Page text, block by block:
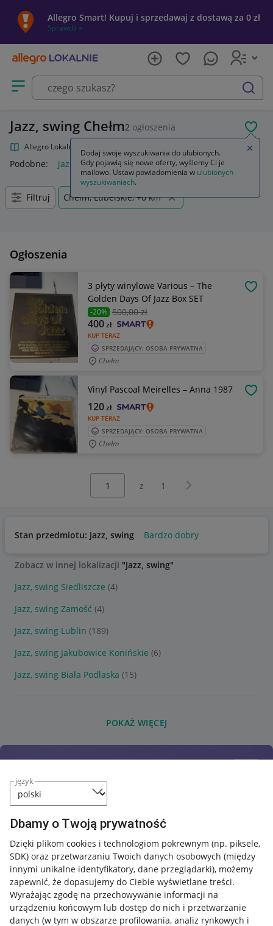
język
Dbamy o Twoją prywatność
Dzięki plikom cookies i technologiom pokrewnym (np. piksele,
SDK) oraz przetwarzaniu Twoich danych osobowych (między
innymi unikalne identyfikatory, dane przeglądarki), możemy
zapewnić, że dopasujemy do Ciebie wyświetlane treści.
Wyrażając zgodę na przechowywanie informacji na
urządzeniu końcowym lub dostęp do nich i przetwarzanie
danych (w tym w obszarze profilowania, analiz rynkowych i
Allegro Smart! Kupuj i sprzedawaj z dostawą za 0 zł
Sprawdź »
Otwórz menu z kategoriami
szukaj
Jazz, swing Chełm2 ogłoszenia
Allegro Lokalnie
Podobne: jazz swing
Filtruj Chełm, Lubelskie, +0 km
Ogłoszenia
3 płyty winylowe Various – The
Golden Days Of Jazz Box SET
-20% 500,00 zł
KUP TERAZ
400zł
SPRZEDAJĄCY: OSOBA PRYWATNA
Chełm
Vinyl Pascoal Meirelles – Anna 1987
KUP TERAZ
120zł
SPRZEDAJĄCY: OSOBA PRYWATNA
Chełm
z 1 Następna strona
Stan przedmiotu: Jazz, swing Bardzo dobry
Zobacz w innej lokalizacji "Jazz, swing"
Jazz, swing Siedliszcze (4)
Jazz, swing Zamość (4)
Jazz, swing Lublin (189)
Jazz, swing Jakubowice Konińskie (6)
Jazz, swing Biała Podlaska (15)
POKAŻ WIĘCEJ
Dodaj swoje wyszukiwania do ulubionych.
Gdy pojawią się nowe oferty, wyślemy Ci je
mailowo. Ustaw powiadomienia w ulubionych
wyszukiwaniach.